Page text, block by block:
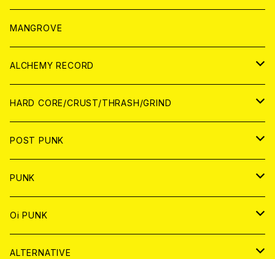
WORLD
アパレル
PATCH
アナログ
DIGITAL CONTENTS
MANGROVE
ALCHEMY RECORD
CD
ANALOG
HARD CORE/CRUST/THRASH/GRIND
JAPAN
CD
ANALOG
WORLD
CD
ANALOG
POST PUNK
CD
JAPAN
WORLD
ANALOG
JAPAN
PUNK
JAPAN
CD
WORLD
Oi PUNK
JAPAN
ALTERNATIVE